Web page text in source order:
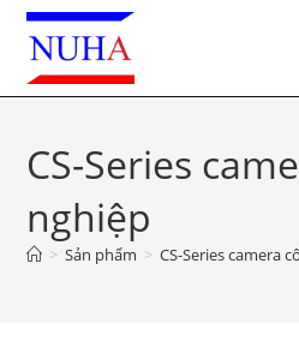
Skip
content
CS-Series
nghiệp
> Sản phẩm > CS-Series camera